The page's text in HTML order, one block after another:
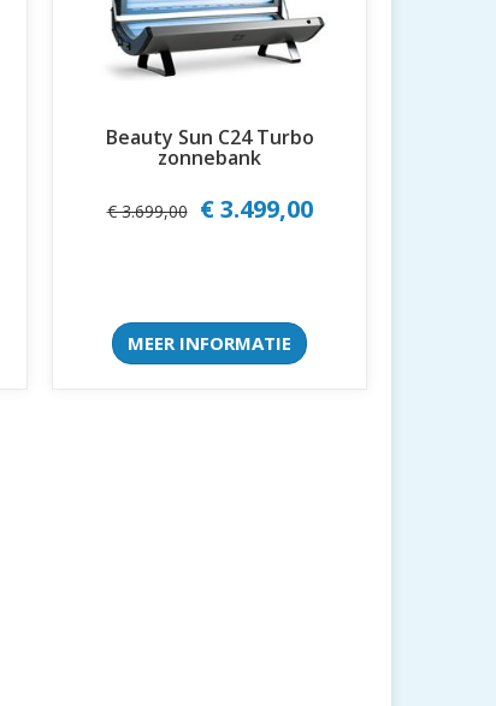
Beauty Sun C24 Turbo
zonnebank
€ 3.699,00 € 3.499,00
MEER INFORMATIE